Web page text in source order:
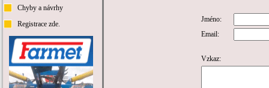
Chyby a návrhy
Registrace zde.
Jméno:
Email:
Vzkaz: